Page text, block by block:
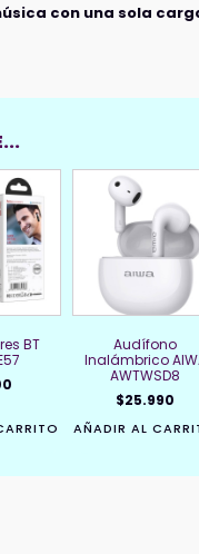
con una sola
BT
Audífono
Inalámbrico
AWTWSD8
$25.990
AÑADIR AL